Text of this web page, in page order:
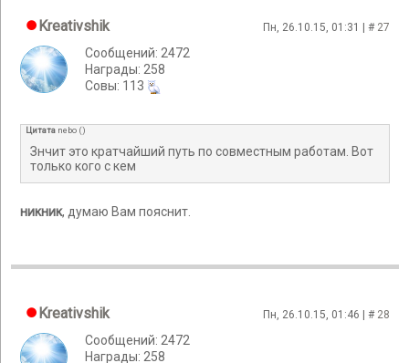
Kreativshik Пн, 26.10.15, 01:31 | # 27
Сообщений: 2472
Награды: 258
Cовы: 113
Цитата nebo ()
Знчит это кратчайший путь по совместным работам. Вот
только кого с кем
никник, думаю Вам пояснит.
Kreativshik Пн, 26.10.15, 01:46 | # 28
Сообщений: 2472
Награды: 258